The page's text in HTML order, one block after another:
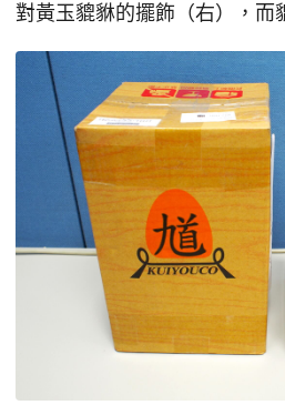
對黃玉貔貅的擺飾（右），而